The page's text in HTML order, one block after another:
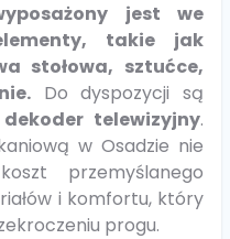
jest we
takie jak
stołowa, sztućce,
Do dyspozycji są
telewizyjny.
w Osadzie nie
przemyślanego
i komfortu, który
progu.